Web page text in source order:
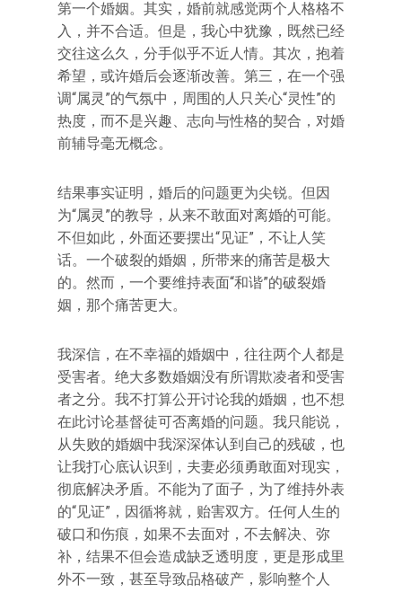
第一个婚姻。其实，婚前就感觉两个人格格不
入，并不合适。但是，我心中犹豫，既然已经
交往这么久，分手似乎不近人情。其次，抱着
希望，或许婚后会逐渐改善。第三，在一个强
调“属灵”的气氛中，周围的人只关心“灵性”的
热度，而不是兴趣、志向与性格的契合，对婚
前辅导毫无概念。
结果事实证明，婚后的问题更为尖锐。但因
为“属灵”的教导，从来不敢面对离婚的可能。
不但如此，外面还要摆出“见证”，不让人笑
话。一个破裂的婚姻，所带来的痛苦是极大
的。然而，一个要维持表面“和谐”的破裂婚
姻，那个痛苦更大。
我深信，在不幸福的婚姻中，往往两个人都是
受害者。绝大多数婚姻没有所谓欺凌者和受害
者之分。我不打算公开讨论我的婚姻，也不想
在此讨论基督徒可否离婚的问题。我只能说，
从失败的婚姻中我深深体认到自己的残破，也
让我打心底认识到，夫妻必须勇敢面对现实，
彻底解决矛盾。不能为了面子，为了维持外表
的“见证”，因循将就，贻害双方。任何人生的
破口和伤痕，如果不去面对，不去解决、弥
补，结果不但会造成缺乏透明度，更是形成里
外不一致，甚至导致品格破产，影响整个人